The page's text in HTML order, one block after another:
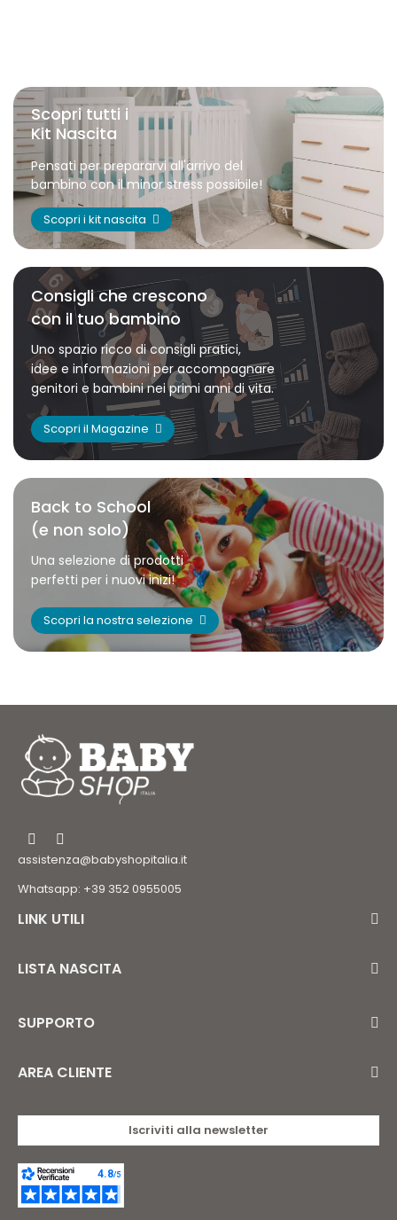
Scopri tutti i
Kit Nascita
Pensati per prepararvi all'arrivo del
bambino con il minor stress possibile!
Scopri i kit nascita
Consigli che crescono
con il tuo bambino
Uno spazio ricco di consigli pratici,
idee e informazioni per accompagnare
genitori e bambini nei primi anni di vita.
Scopri il Magazine
Back to School
(e non solo)
Una selezione di prodotti
perfetti per i nuovi inizi!
Scopri la nostra selezione
assistenza@babyshopitalia.it
Whatsapp: +39 352 0955005
LINK UTILI
LISTA NASCITA
SUPPORTO
AREA CLIENTE
Iscriviti alla newsletter